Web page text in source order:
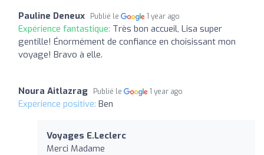
Pauline Deneux Publié le 1 year ago
Expérience fantastique: Très bon accueil, Lisa super
gentille! Énormément de confiance en choisissant mon
voyage! Bravo à elle.
Noura Aitlazrag Publié le 1 year ago
Expérience positive: Ben
Voyages E.Leclerc
Merci Madame